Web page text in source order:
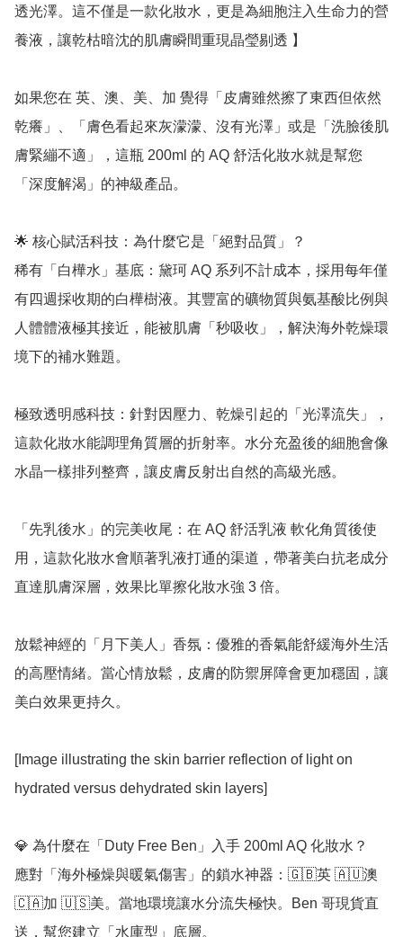
透光澤。這不僅是一款化妝水，更是為細胞注入生命力的營
養液，讓乾枯暗沈的肌膚瞬間重現晶瑩剔透 】
如果您在 英、澳、美、加 覺得「皮膚雖然擦了東西但依然
乾癢」、「膚色看起來灰濛濛、沒有光澤」或是「洗臉後肌
膚緊繃不適」，這瓶 200ml 的 AQ 舒活化妝水就是幫您
「深度解渴」的神級產品。
🌟 核心賦活科技：為什麼它是「絕對品質」？
稀有「白樺水」基底：黛珂 AQ 系列不計成本，採用每年僅
有四週採收期的白樺樹液。其豐富的礦物質與氨基酸比例與
人體體液極其接近，能被肌膚「秒吸收」，解決海外乾燥環
境下的補水難題。
極致透明感科技：針對因壓力、乾燥引起的「光澤流失」，
這款化妝水能調理角質層的折射率。水分充盈後的細胞會像
水晶一樣排列整齊，讓皮膚反射出自然的高級光感。
「先乳後水」的完美收尾：在 AQ 舒活乳液 軟化角質後使
用，這款化妝水會順著乳液打通的渠道，帶著美白抗老成分
直達肌膚深層，效果比單擦化妝水強 3 倍。
放鬆神經的「月下美人」香氛：優雅的香氣能舒緩海外生活
的高壓情緒。當心情放鬆，皮膚的防禦屏障會更加穩固，讓
美白效果更持久。
[Image illustrating the skin barrier reflection of light on
hydrated versus dehydrated skin layers]
💎 為什麼在「Duty Free Ben」入手 200ml AQ 化妝水？
應對「海外極燥與暖氣傷害」的鎖水神器：🇬🇧英 🇦🇺澳
🇨🇦加 🇺🇸美。當地環境讓水分流失極快。Ben 哥現貨直
送，幫您建立「水庫型」底層。